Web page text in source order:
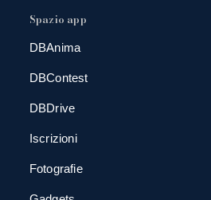
Spazio app
DBAnima
DBContest
DBDrive
Iscrizioni
Fotografie